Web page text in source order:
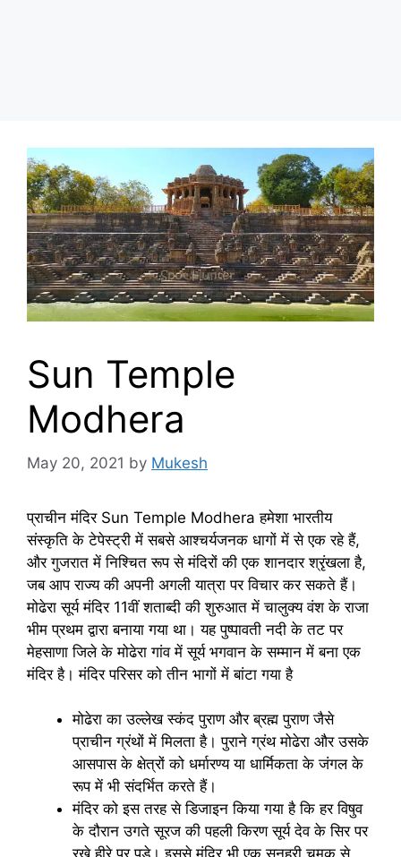
Sun Temple
Modhera
May 20, 2021 by Mukesh
प्राचीन मंदिर Sun Temple Modhera हमेशा भारतीय
संस्कृति के टेपेस्ट्री में सबसे आश्चर्यजनक धागों में से एक रहे हैं,
और गुजरात में निश्चित रूप से मंदिरों की एक शानदार श्रृंखला है,
जब आप राज्य की अपनी अगली यात्रा पर विचार कर सकते हैं।
मोढेरा सूर्य मंदिर 11वीं शताब्दी की शुरुआत में चालुक्य वंश के राजा
भीम प्रथम द्वारा बनाया गया था। यह पुष्पावती नदी के तट पर
मेहसाणा जिले के मोढेरा गांव में सूर्य भगवान के सम्मान में बना एक
मंदिर है। मंदिर परिसर को तीन भागों में बांटा गया है
मोढेरा का उल्लेख स्कंद पुराण और ब्रह्म पुराण जैसे
प्राचीन ग्रंथों में मिलता है। पुराने ग्रंथ मोढेरा और उसके
आसपास के क्षेत्रों को धर्मारण्य या धार्मिकता के जंगल के
रूप में भी संदर्भित करते हैं।
मंदिर को इस तरह से डिजाइन किया गया है कि हर विषुव
के दौरान उगते सूरज की पहली किरण सूर्य देव के सिर पर
रखे हीरे पर पड़े। इससे मंदिर भी एक सुनहरी चमक से